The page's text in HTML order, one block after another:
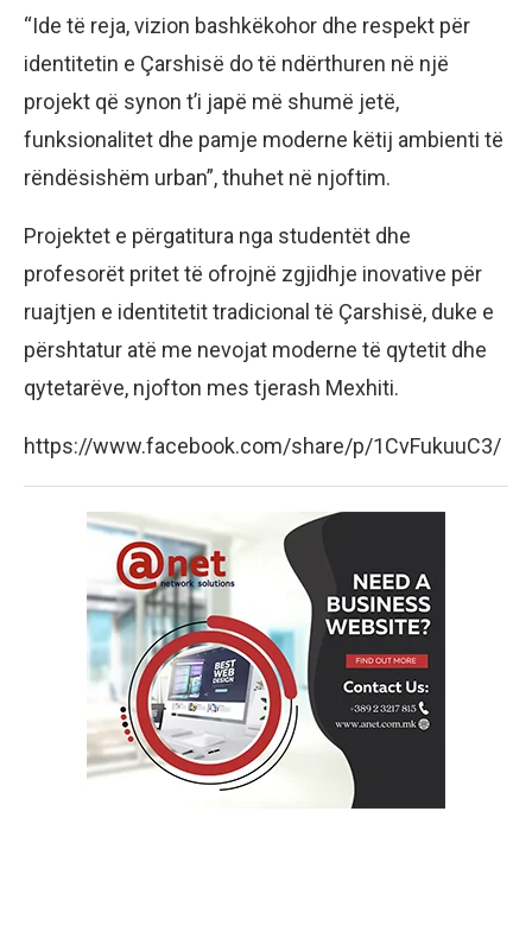
“Ide të reja, vizion bashkëkohor dhe respekt për
identitetin e Çarshisë do të ndërthuren në një
projekt që synon t’i japë më shumë jetë,
funksionalitet dhe pamje moderne këtij ambienti të
rëndësishëm urban”, thuhet në njoftim.
Projektet e përgatitura nga studentët dhe
profesorët pritet të ofrojnë zgjidhje inovative për
ruajtjen e identitetit tradicional të Çarshisë, duke e
përshtatur atë me nevojat moderne të qytetit dhe
qytetarëve, njofton mes tjerash Mexhiti.
https://www.facebook.com/share/p/1CvFukuuC3/